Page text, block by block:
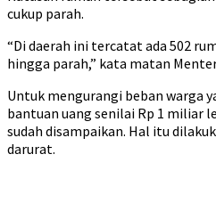
cukup parah.
“Di daerah ini tercatat ada 502
hingga parah,” kata matan
Untuk mengurangi beban warga
bantuan uang senilai Rp 1 miliar
sudah disampaikan. Hal itu
darurat.